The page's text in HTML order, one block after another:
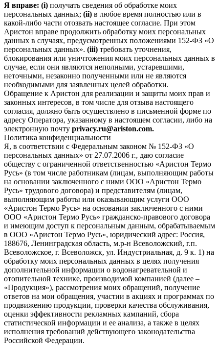
Я вправе: (i) получать сведения об обработке моих
персональных данных; (ii) в любое время полностью или в
какой-либо части отозвать настоящее согласие. При этом
Аристон вправе продолжить обработку моих персональных
данных в случаях, предусмотренных положениями 152-ФЗ «О
персональных данных». (iii) требовать уточнения,
блокирования или уничтожения моих персональных данных в
случае, если они являются неполными, устаревшими,
неточными, незаконно полученными или не являются
необходимыми для заявленных целей обработки.
Обращение к Аристон для реализации и защиты моих прав и
законных интересов, в том числе для отзыва настоящего
согласия, должно быть осуществлено в письменной форме по
адресу Оператора, указанному в настоящем согласии, либо на
электронную почту privacy.ru@ariston.com.
Политика конфиденциальности
Я, в соответствии с Федеральным законом № 152-ФЗ «О
персональных данных» от 27.07.2006 г., даю согласие
обществу с ограниченной ответственностью «Аристон Термо
Русь» (в том числе работникам (лицам, выполняющим работы
на основании заключенного с ними ООО «Аристон Термо
Русь» трудового договора) и представителям (лицам,
выполняющим работы или оказывающим услуги ООО
«Аристон Термо Русь» на основании заключенного с ними
ООО «Аристон Термо Русь» гражданско-правового договора
и имеющим доступ к персональным данным, обрабатываемым
в ООО «Аристон Термо Русь», юридический адрес: Россия,
188676, Ленинградская область, м.р-н Всеволожский, г.п.
Всеволожское, г. Всеволожск, ул. Индустриальная, д. 9 к. 1) на
обработку моих персональных данных в целях получения
дополнительной информации о водонагревательной и
отопительной технике, производимой компанией (далее –
«Продукция»), рассмотрения моих обращений, получение
ответов на мои обращения, участии в акциях и программах по
продвижению продукции, проверки качества обслуживания,
оценки эффективности рекламных кампаний, сбора
статистической информации и ее анализа, а также в целях
исполнения требований действующего законодательства
Российской Федерации.